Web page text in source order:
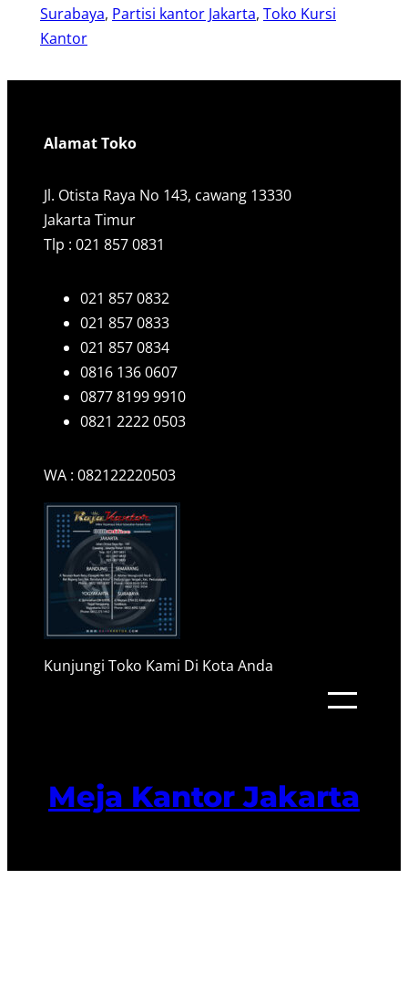
Surabaya, Partisi kantor Jakarta, Toko Kursi
Kantor
Alamat Toko
Jl. Otista Raya No 143, cawang 13330
Jakarta Timur
Tlp : 021 857 0831
021 857 0832
021 857 0833
021 857 0834
0816 136 0607
0877 8199 9910
0821 2222 0503
WA : 082122220503
Kunjungi Toko Kami Di Kota Anda
Meja Kantor Jakarta